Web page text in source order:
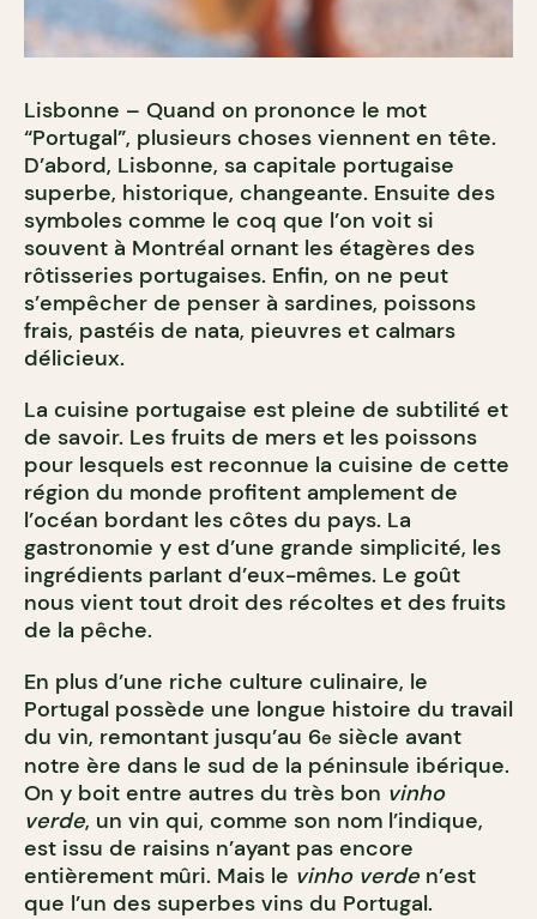
Lisbonne – Quand on prononce le mot
“Portugal”, plusieurs choses viennent en tête.
D’abord, Lisbonne, sa capitale portugaise
superbe, historique, changeante. Ensuite des
symboles comme le coq que l’on voit si
souvent à Montréal ornant les étagères des
rôtisseries portugaises. Enfin, on ne peut
s’empêcher de penser à sardines, poissons
frais, pastéis de nata, pieuvres et calmars
délicieux.
La cuisine portugaise est pleine de subtilité et
de savoir. Les fruits de mers et les poissons
pour lesquels est reconnue la cuisine de cette
région du monde profitent amplement de
l’océan bordant les côtes du pays. La
gastronomie y est d’une grande simplicité, les
ingrédients parlant d’eux-mêmes. Le goût
nous vient tout droit des récoltes et des fruits
de la pêche.
En plus d’une riche culture culinaire, le
Portugal possède une longue histoire du travail
du vin, remontant jusqu’au 6e siècle avant
notre ère dans le sud de la péninsule ibérique.
On y boit entre autres du très bon vinho
verde, un vin qui, comme son nom l’indique,
est issu de raisins n’ayant pas encore
entièrement mûri. Mais le vinho verde n’est
que l’un des superbes vins du Portugal.